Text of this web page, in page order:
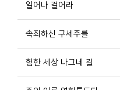
일어나 걸어라
속죄하신 구세주를
험한 세상 나그네 길